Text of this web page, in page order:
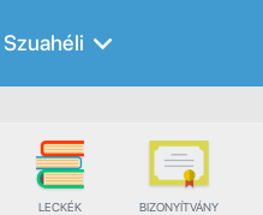
Szuahéli
LECKÉK BIZONYÍTVÁNY